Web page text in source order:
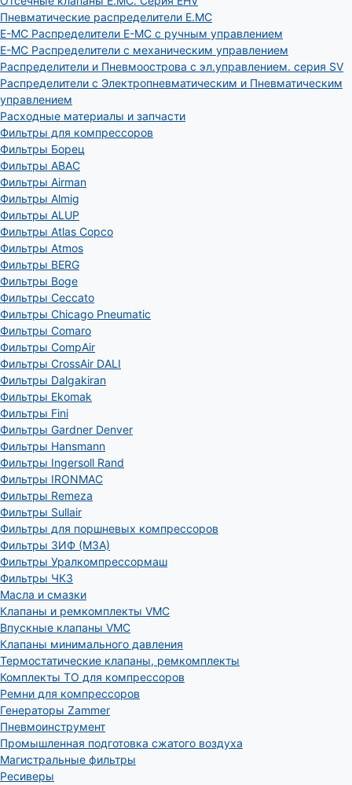
Пневматические распределители E.MC
E-MC Распределители E-MC с ручным управлением
E-MC Распределители с механическим управлением
Распределители и Пневмоострова с эл.управлением. серия SV
Распределители с Электропневматическим и Пневматическим
управлением
Расходные материалы и запчасти
Фильтры для компрессоров
Фильтры Борец
Фильтры ABAC
Фильтры Airman
Фильтры Almig
Фильтры ALUP
Фильтры Atlas Copco
Фильтры Atmos
Фильтры BERG
Фильтры Boge
Фильтры Ceccato
Фильтры Chicago Pneumatic
Фильтры Comaro
Фильтры CompAir
Фильтры CrossAir DALI
Фильтры Dalgakiran
Фильтры Ekomak
Фильтры Fini
Фильтры Gardner Denver
Фильтры Hansmann
Фильтры Ingersoll Rand
Фильтры IRONMAC
Фильтры Remeza
Фильтры Sullair
Фильтры для поршневых компрессоров
Фильтры ЗИФ (МЗА)
Фильтры Уралкомпрессормаш
Фильтры ЧКЗ
Масла и смазки
Клапаны и ремкомплекты VMC
Впускные клапаны VMC
Клапаны минимального давления
Термостатические клапаны, ремкомплекты
Комплекты ТО для компрессоров
Ремни для компрессоров
Генераторы Zammer
Пневмоинструмент
Промышленная подготовка сжатого воздуха
Магистральные фильтры
Ресиверы